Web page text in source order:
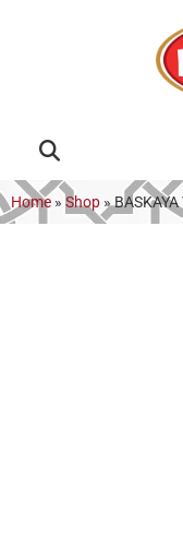
Home » Shop »